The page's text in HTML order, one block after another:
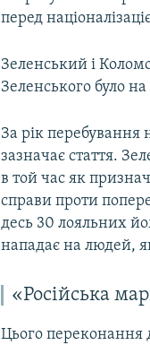
перед
Зеленський і
Зеленського було
За рік перебування
зазначає стаття.
в той час як
справи проти
десь 30 лояльних
нападає на людей,
«Російська
Цього переконання